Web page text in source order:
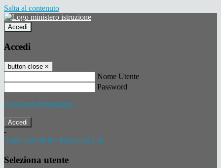
Salta al contenuto
Accedi
Accedi
button close ×
Nome Utente
Password
Password dimenticata?
-
Entra con SPID Entra con CIE
Seleziona utente